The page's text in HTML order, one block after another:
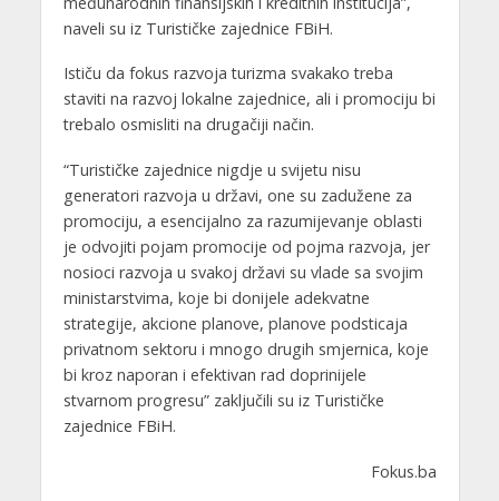
naveli su iz Turističke zajednice FBiH.
Ističu da fokus razvoja turizma svakako treba
staviti na razvoj lokalne zajednice, ali i promociju bi
trebalo osmisliti na drugačiji način.
“Turističke zajednice nigdje u svijetu nisu
generatori razvoja u državi, one su zadužene za
promociju, a esencijalno za razumijevanje oblasti
je odvojiti pojam promocije od pojma razvoja, jer
nosioci razvoja u svakoj državi su vlade sa svojim
ministarstvima, koje bi donijele adekvatne
strategije, akcione planove, planove podsticaja
privatnom sektoru i mnogo drugih smjernica, koje
bi kroz naporan i efektivan rad doprinijele
stvarnom progresu” zaključili su iz Turističke
zajednice FBiH.
Fokus.ba